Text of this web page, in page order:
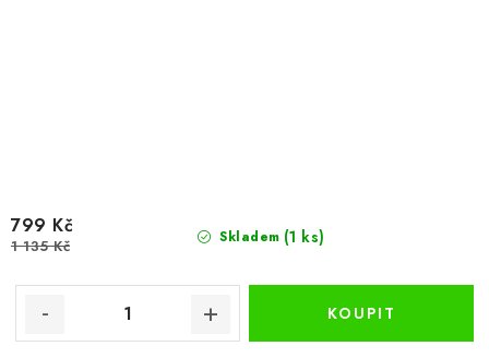
Skladem (1 ks)
799 Kč
1 135 Kč